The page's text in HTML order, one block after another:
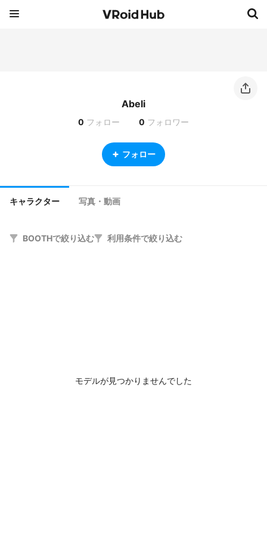
Abeli
0 フォロー 0 フォロワー
フォロー
キャラクター 写真・動画
BOOTHで絞り込む 利用条件で絞り込む
モデルが見つかりませんでした